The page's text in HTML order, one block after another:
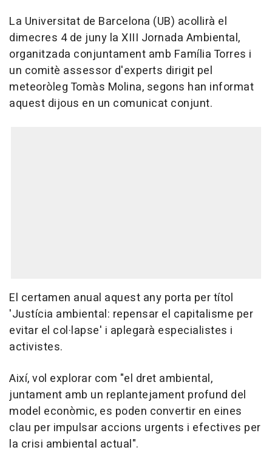
La Universitat de Barcelona (UB) acollirà el
dimecres 4 de juny la XIII Jornada Ambiental,
organitzada conjuntament amb Família Torres i
un comitè assessor d'experts dirigit pel
meteoròleg Tomàs Molina, segons han informat
aquest dijous en un comunicat conjunt.
El certamen anual aquest any porta per títol
'Justícia ambiental: repensar el capitalisme per
evitar el col·lapse' i aplegarà especialistes i
activistes.
Així, vol explorar com "el dret ambiental,
juntament amb un replantejament profund del
model econòmic, es poden convertir en eines
clau per impulsar accions urgents i efectives per
la crisi ambiental actual".